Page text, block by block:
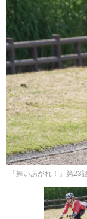
グラビア
ショッピン
その他
『舞いあがれ！』第23